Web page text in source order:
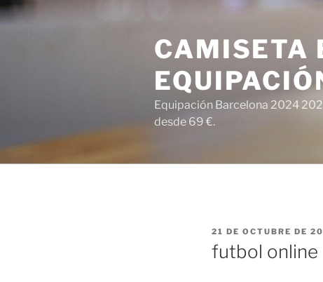
Saltar
al
Equipación Barcelona 2024
desde 69 €.
PUBLICADO
EL
21 DE OCTUBRE DE
futbol online